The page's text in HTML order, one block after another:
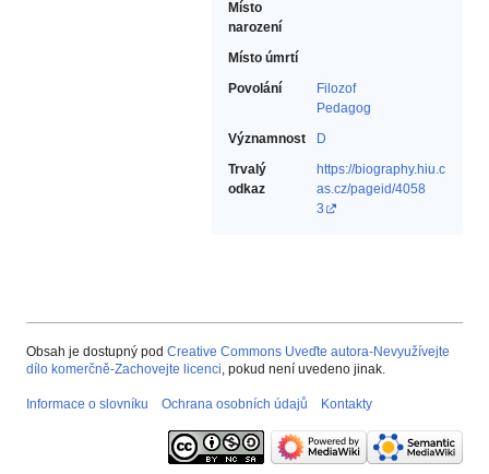
Místo
narození
Místo úmrtí
Povolání
Filozof‎
Pedagog‎
Významnost
D
Trvalý
odkaz
https://biography.hiu.c
as.cz/pageid/4058
3
Obsah je dostupný pod Creative Commons Uveďte autora-Nevyužívejte
dílo komerčně-Zachovejte licenci, pokud není uvedeno jinak.
Informace o slovníku Ochrana osobních údajů Kontakty